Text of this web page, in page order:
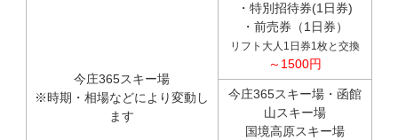
今庄365スキー場
※時期・相場などにより変動し
ます
・特別招待券(1日券)
・前売券（1日券）
リフト大人1日券1枚と交換
～1500円
今庄365スキー場・函館
山スキー場
国境高原スキー場